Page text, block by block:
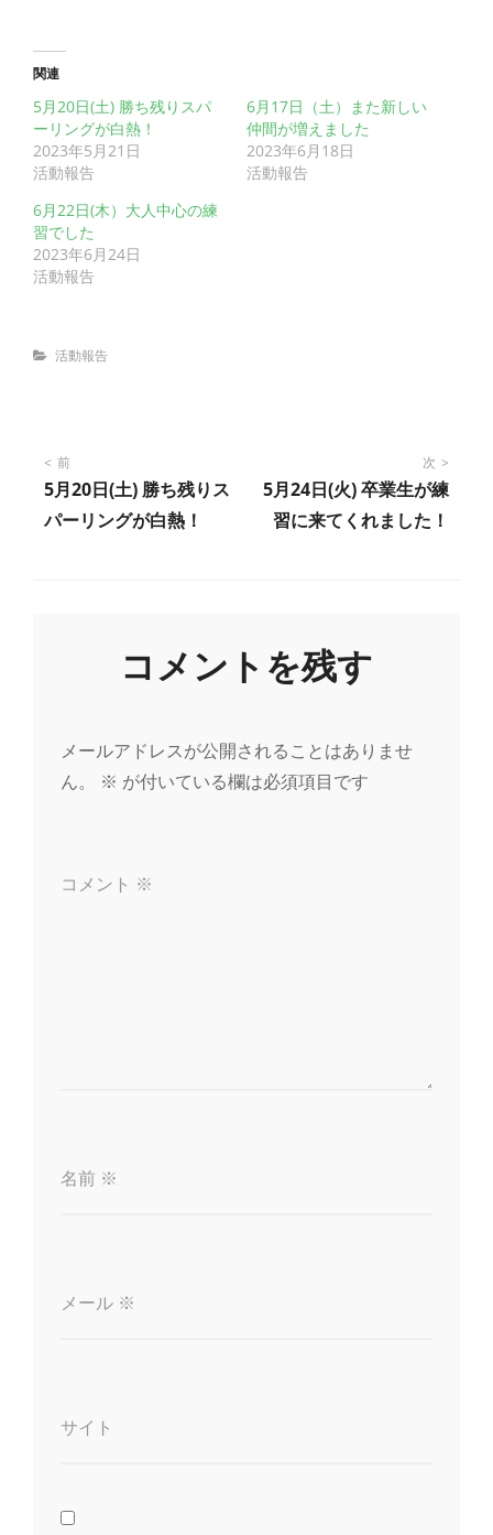
関連
5月20日(土) 勝ち残りスパ
ーリングが白熱！
2023年5月21日
活動報告
6月17日（土）また新しい
仲間が増えました
2023年6月18日
活動報告
6月22日(木）大人中心の練
習でした
2023年6月24日
活動報告
Categories
活動報告
投
稿
ー
ョ
前
5月20日(土) 勝ち残りス
パーリングが白熱！
次
5月24日(火) 卒業生が練
習に来てくれました！
コメントを残す
メールアドレスが公開されることはありませ
ん。
※ が付いている欄は必須項目です
コメント ※
名前 ※
メール ※
サイト